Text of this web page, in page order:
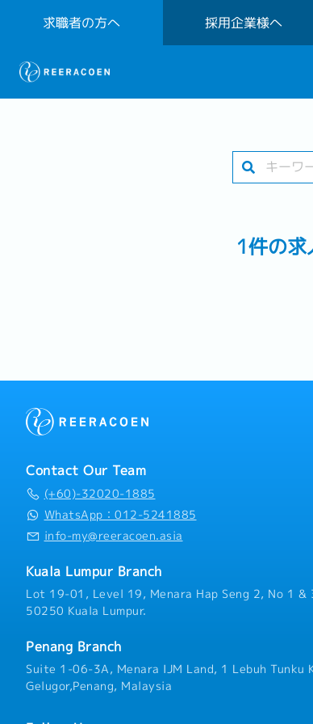
求職者の方へ 採用企業様へ
1件の求
Contact Our Team
(+60)-32020-1885
WhatsApp：012-5241885
info-my@reeracoen.asia
Kuala Lumpur Branch
Lot 19-01, Level 19, Menara Hap Seng 2, No 1 &
50250 Kuala Lumpur.
Penang Branch
Suite 1-06-3A, Menara IJM Land, 1 Lebuh Tunku
Gelugor,Penang, Malaysia